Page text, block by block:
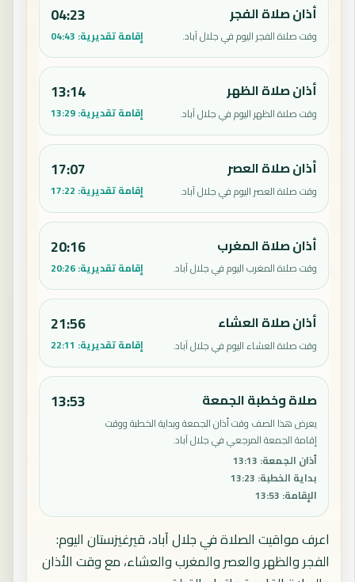
أذان صلاة الفجر
وقت صلاة الفجر اليوم في جلال آباد.
04:23
إقامة تقديرية: 04:43
أذان صلاة الظهر
وقت صلاة الظهر اليوم في جلال آباد.
13:14
إقامة تقديرية:13:29
أذان صلاة العصر
وقت صلاة العصر اليوم في جلال آباد.
17:07
إقامة تقديرية: 17:22
أذان صلاة المغرب
وقت صلاة المغرب اليوم في جلال آباد.
20:16
إقامة تقديرية:20:26
أذان صلاة العشاء
وقت صلاة العشاء اليوم في جلال آباد.
21:56
إقامة تقديرية: 22:11
صلاة وخطبة الجمعة
يعرض هذا الصف وقت أذان الجمعة وبداية الخطبة ووقت
إقامة الجمعة المرجعي في جلال آباد.
أذان الجمعة:
13:13
بداية الخطبة:
13:23
الإقامة:
13:53
13:53
اعرف مواقيت الصلاة في جلال آباد، قيرغيزستان اليوم:
الفجر والظهر والعصر والمغرب والعشاء، مع وقت الأذان